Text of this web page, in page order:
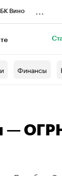
Вино
Финансы
—